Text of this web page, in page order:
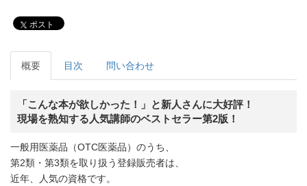
ポスト
概要 目次 問い合わせ
「こんな本が欲しかった！」と新人さんに大好評！
現場を熟知する人気講師のベストセラー第2版！
一般用医薬品（OTC医薬品）のうち、
第2類・第3類を取り扱う登録販売者は、
近年、人気の資格です。